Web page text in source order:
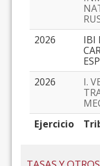
2026
IBI
2026
I.
Ejercicio